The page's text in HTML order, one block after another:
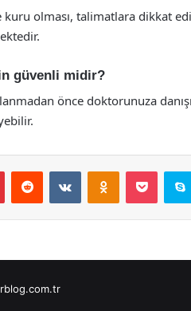
olması, talimatlara dikkat
güvenli midir?
önce doktorunuza
PinterestReddit VKontakteOdnoklassniki
Pocket